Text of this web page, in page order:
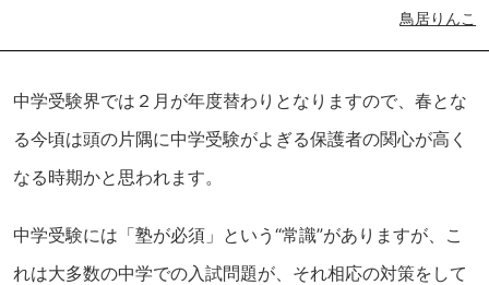
鳥居りんこ
中学受験界では２月が年度替わりとなりますので、春とな
る今頃は頭の片隅に中学受験がよぎる保護者の関心が高く
なる時期かと思われます。
中学受験には「塾が必須」という“常識”がありますが、こ
れは大多数の中学での入試問題が、それ相応の対策をして